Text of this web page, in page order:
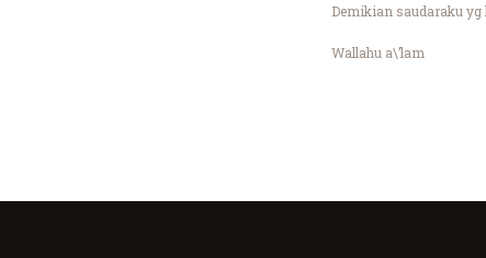
Demikian saudaraku yg
Wallahu a\’lam